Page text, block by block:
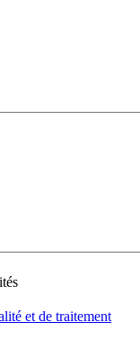
et de traitement